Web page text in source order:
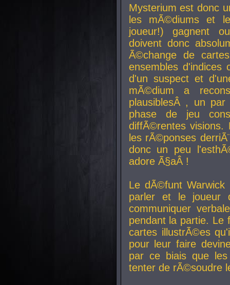
Mysterium est donc
les mÃ©diums et
joueur!) gagnent
doivent donc
Ã©change de
ensembles d'indices
d'un suspect et
mÃ©dium a
plausiblesÂ , un par
phase de jeu
diffÃ©rentes visions.
les rÃ©ponses
donc un peu
adore Ã§aÂ !
Le dÃ©funt Warwick
parler et le joueur
communiquer
pendant la partie. Le
cartes illustrÃ©es
pour leur faire
par ce biais que
tenter de rÃ©soudre